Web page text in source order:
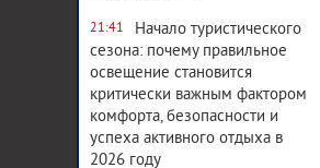
21:41
Начало туристического
сезона: почему правильное
освещение становится
критически важным фактором
комфорта, безопасности и
успеха активного отдыха в
2026 году